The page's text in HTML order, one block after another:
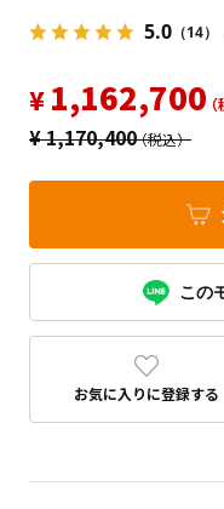
5.0 （14）
¥ 1,162,700（
¥1,170,400（税込）
この
お気に入りに登録する